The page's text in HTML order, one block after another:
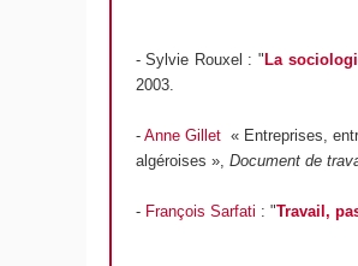
- Sylvie Rouxel : "La
2003.
- Anne Gillet« Entreprises,
algéroises », Document de
- François Sarfati : "Travail,